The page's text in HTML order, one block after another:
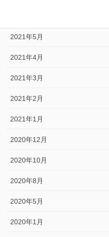
2021年5月
2021年4月
2021年3月
2021年2月
2021年1月
2020年12月
2020年10月
2020年8月
2020年5月
2020年1月